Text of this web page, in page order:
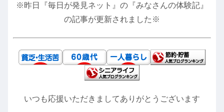
※昨日『毎日が発見ネット』の『みなさんの体験記』
の記事が更新されました※
いつも応援いただきましてありがとうございます